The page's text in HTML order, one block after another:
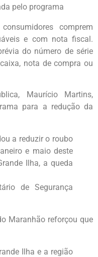
pelo programa
comprem
e com nota fiscal.
do número de série
nota de compra ou
Maurício Martins,
para a redução da
a reduzir o roubo
e maio deste
Ilha, a queda
de Segurança
Maranhão reforçou que
Ilha e a região